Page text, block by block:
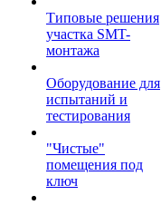
Типовые решения
участка SMT-
монтажа
Оборудование для
испытаний и
тестирования
"Чистые"
помещения под
ключ